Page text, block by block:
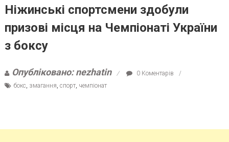
Ніжинські спортсмени здобули
призові місця на Чемпіонаті України
з боксу
Опубліковано: nezhatin
0 Коментарів
бокс змагання спорт, чемпіонат